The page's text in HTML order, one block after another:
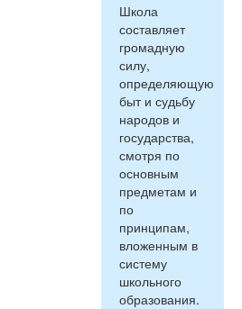
Школа
составляет
громадную
силу,
определяющую
быт и судьбу
народов и
государства,
смотря по
основным
предметам и
по
принципам,
вложенным в
систему
школьного
образования.